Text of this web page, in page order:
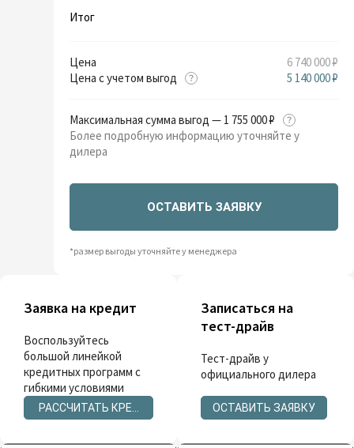
Итог
Цена
6 740 000 ₽
Цена с учетом выгод
5 140 000 ₽
Максимальная сумма выгод — 1 755 000 ₽
Более подробную информацию уточняйте у
дилера
ОСТАВИТЬ ЗАЯВКУ
*размер выгоды уточняйте у менеджера
Заявка на кредит
Воспользуйтесь
большой линейкой
кредитных программ с
гибкими условиями
РАССЧИТАТЬ КРЕДИТ
Записаться на
тест-драйв
Тест-драйв у
официального дилера
ОСТАВИТЬ ЗАЯВКУ